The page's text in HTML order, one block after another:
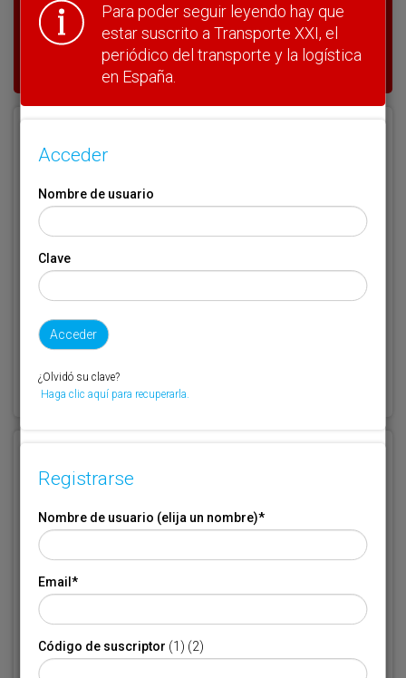
Para poder seguir leyendo hay que estar
suscrito a Transporte XXI, el periódico
del transporte y la logística en España.
Haga clic aquí para recuperarla.
Para poder seguir leyendo hay que
estar suscrito a Transporte XXI, el
periódico del transporte y la logística
en España.
Acceder
Nombre de usuario
Clave
¿Olvidó su clave?
Haga clic aquí para recuperarla.
Registrarse
Nombre de usuario (elija un nombre)*
Email*
Código de suscriptor (1) (2)